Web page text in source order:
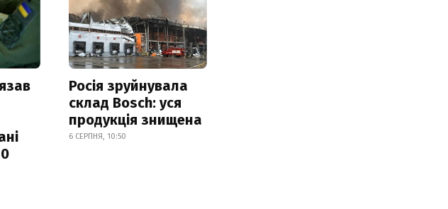
Росія зруйнувала
склад Bosch: уся
продукція знищена
6 СЕРПНЯ, 10:50